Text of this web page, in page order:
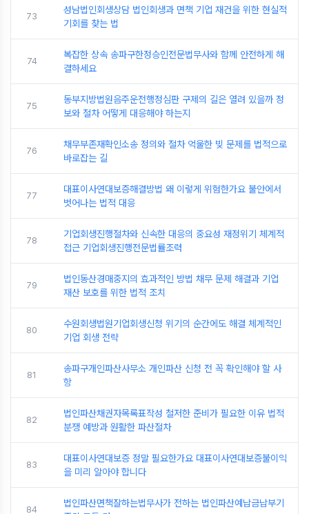
73
성남법인회생상담 법인회생과 면책 기업 재건을 위한 현실적
기회를 찾는 법
74
복잡한 상속 송파구한정승인전문법무사와 함께 안전하게 해
결하세요
75
동부지방법원음주운전행정심판 구제의 길은 열려 있을까 정
보와 절차 어떻게 대응해야 하는지
76
채무부존재확인소송 정의와 절차 억울한 빚 문제를 법적으로
바로잡는 길
77
대표이사연대보증해결방법 왜 이렇게 위험한가요 불안에서
벗어나는 법적 대응
78
기업회생진행절차와 신속한 대응의 중요성 재정위기 체계적
접근 기업회생진행전문법률조력
79
법인동산경매중지의 효과적인 방법 채무 문제 해결과 기업
재산 보호를 위한 법적 조치
80
수원회생법원기업회생신청 위기의 순간에도 해결 체계적인
기업 회생 전략
81
송파구개인파산사무소 개인파산 신청 전 꼭 확인해야 할 사
항
82
법인파산채권자목록표작성 철저한 준비가 필요한 이유 법적
분쟁 예방과 원활한 파산절차
83
대표이사연대보증 정말 필요한가요 대표이사연대보증불이익
을 미리 알아야 합니다
84
법인파산면책잘하는법무사가 전하는 법인파산예납금납부기